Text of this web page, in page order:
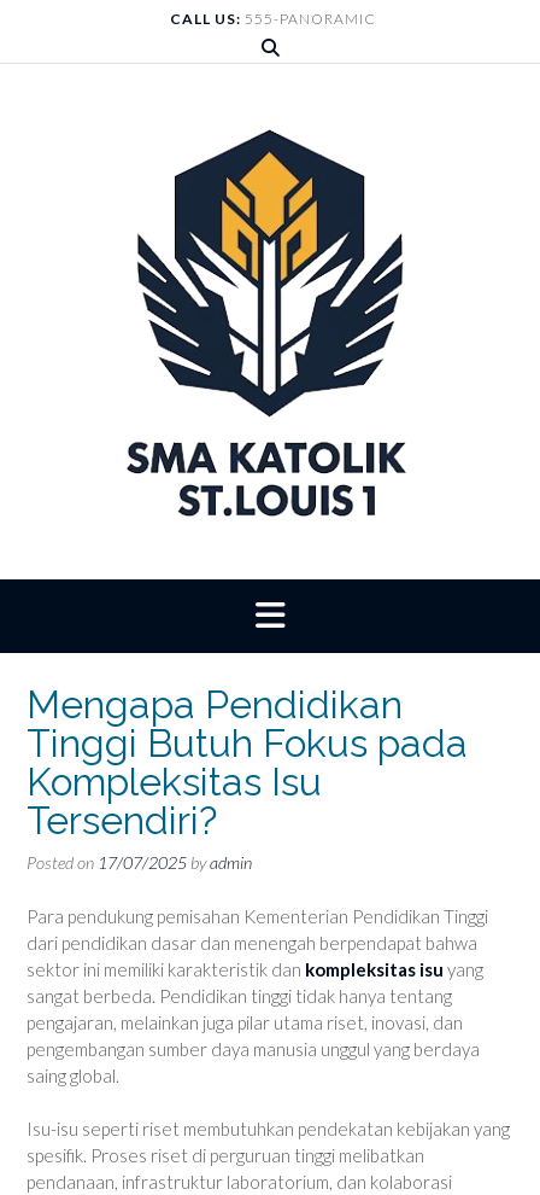
content
CALL US: 555-PANORAMIC
Mengapa Pendidikan
Tinggi Butuh Fokus pada
Kompleksitas Isu
Tersendiri?
Posted on 17/07/2025 byadmin
Para pendukung pemisahan Kementerian Pendidikan Tinggi
dari pendidikan dasar dan menengah berpendapat bahwa
sektor ini memiliki karakteristik dan kompleksitas isu yang
sangat berbeda. Pendidikan tinggi tidak hanya tentang
pengajaran, melainkan juga pilar utama riset, inovasi, dan
pengembangan sumber daya manusia unggul yang berdaya
saing global.
Isu-isu seperti riset membutuhkan pendekatan kebijakan yang
spesifik. Proses riset di perguruan tinggi melibatkan
pendanaan, infrastruktur laboratorium, dan kolaborasi